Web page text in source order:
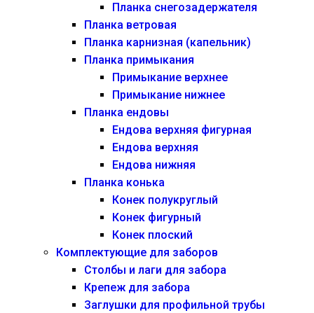
Планка снегозадержателя
Планка ветровая
Планка карнизная (капельник)
Планка примыкания
Примыкание верхнее
Примыкание нижнее
Планка ендовы
Ендова верхняя фигурная
Ендова верхняя
Ендова нижняя
Планка конька
Конек полукруглый
Конек фигурный
Конек плоский
Комплектующие для заборов
Столбы и лаги для забора
Крепеж для забора
Заглушки для профильной трубы